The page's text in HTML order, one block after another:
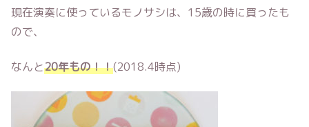
現在演奏に使っているモノサシは、15歳の時に買ったも
ので、
なんと20年もの！！(2018.4時点)